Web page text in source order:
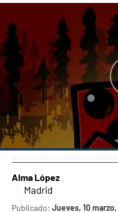
Alma López
Madrid
Publicado: Jueves, 10